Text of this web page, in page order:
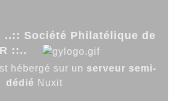
..:: Société Philatélique de
::..
hébergé sur un serveur semi-
dédié Nuxit